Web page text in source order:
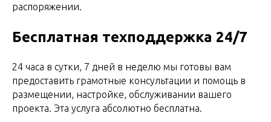
распоряжении.
Бесплатная техподдержка 24/7
24 часа в сутки, 7 дней в неделю мы готовы вам
предоставить грамотные консультации и помощь в
размещении, настройке, обслуживании вашего
проекта. Эта услуга абсолютно бесплатна.